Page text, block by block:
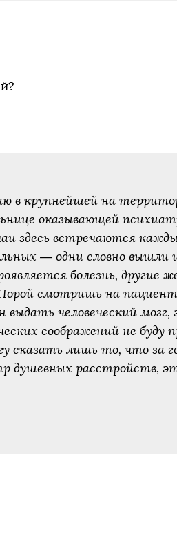
в крупнейшей на
оказывающей
здесь встречаются
— одни словно вышли
болезнь, другие
смотришь на
выдать человеческий мозг,
соображений не буду
сказать лишь то, что за
душевных расстройств,